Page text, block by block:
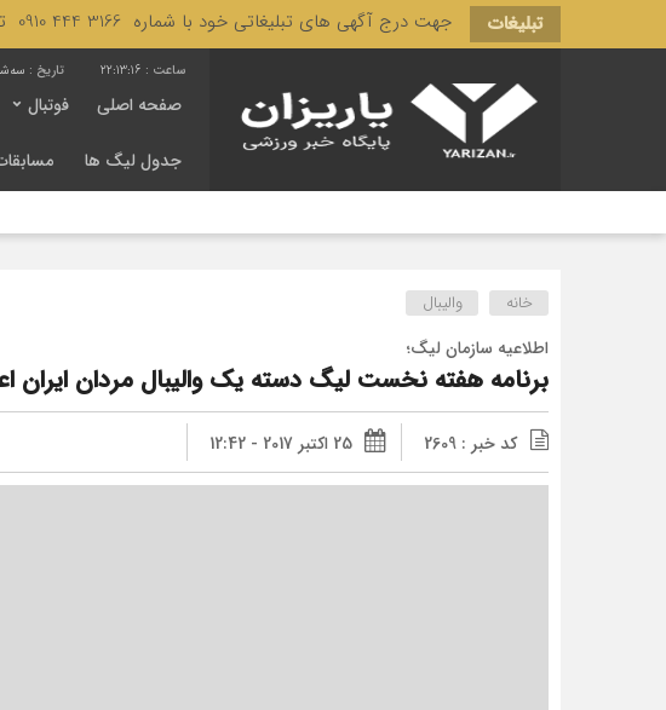
تبلیغات جهت درج آگهی های تبلیغاتی خود با شماره 3166 444 0910 تماس حاصل فرمایید.
22:13:17 تاریخ : سه‌شنبه, ۱۳
صفحه اصلی فوتبال
جدول لیگ ها
خانه والیبال
اطلاعیه سازمان لیگ؛
برنامه هفته نخست لیگ دسته یک والیبال مردان ایران
کد خبر : 2609 25 اکتبر 2017 - 12:42